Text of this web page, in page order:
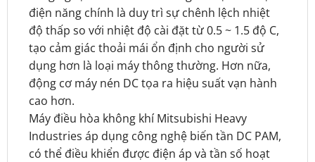
điện năng chính là duy trì sự chênh lệch nhiệt
độ thấp so với nhiệt độ cài đặt từ 0.5 ~ 1.5 độ C,
tạo cảm giác thoải mái ổn định cho người sử
dụng hơn là loại máy thông thường. Hơn nữa,
động cơ máy nén DC tọa ra hiệu suất vạn hành
cao hơn.
Máy điều hòa không khí Mitsubishi Heavy
Industries áp dụng công nghệ biến tần DC PAM,
có thể điều khiển được điện áp và tần số hoạt